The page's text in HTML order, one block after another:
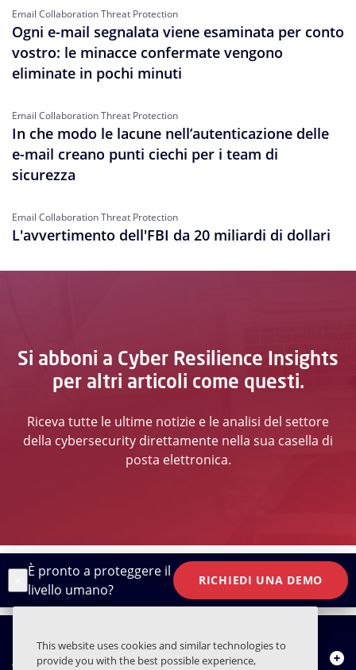
Email Collaboration Threat Protection
Ogni e-mail segnalata viene esaminata per conto
vostro: le minacce confermate vengono
eliminate in pochi minuti
Email Collaboration Threat Protection
In che modo le lacune nell’autenticazione delle
e-mail creano punti ciechi per i team di
sicurezza
Email Collaboration Threat Protection
L'avvertimento dell'FBI da 20 miliardi di dollari
Si abboni a Cyber Resilience Insights
per altri articoli come questi.
Riceva tutte le ultime notizie e le analisi del settore
della cybersecurity direttamente nella sua casella di
posta elettronica.
È pronto a proteggere il
livello umano?
RICHIEDI UNA DEMO
Chi siamo
This website uses cookies and similar technologies to
provide you with the best possible experience,